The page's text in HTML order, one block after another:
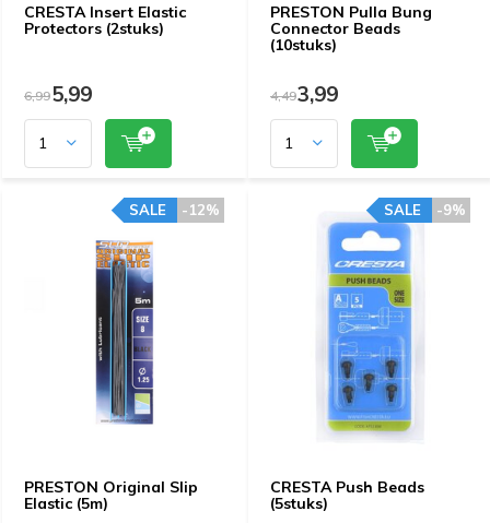
CRESTA Insert Elastic
Protectors (2stuks)
6,995,99
PRESTON Pulla Bung
Connector Beads
(10stuks)
4,493,99
PRESTON Original Slip
Elastic (5m)
-12%
SALE
CRESTA Push Beads
(5stuks)
-9%
SALE